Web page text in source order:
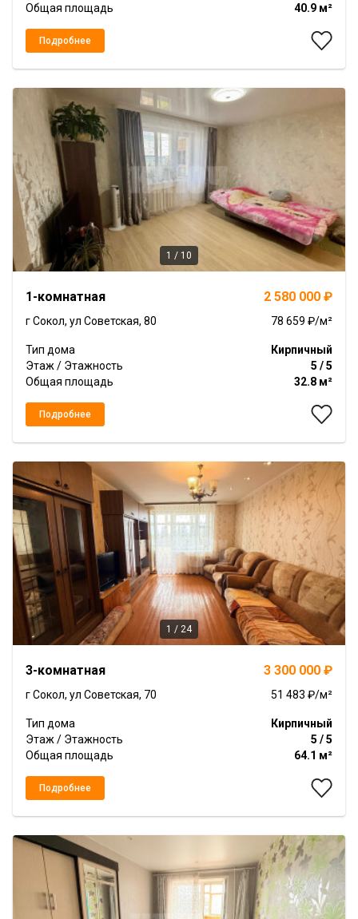
Общая площадь
40.9 м²
Подробнее
1 / 10
1-комнатная 2 580 000 ₽
г Сокол, ул Советская, 80 78 659 ₽/м²
Тип дома
Кирпичный
Этаж / Этажность
5 / 5
Общая площадь
32.8 м²
Подробнее
1 / 24
3-комнатная 3 300 000 ₽
г Сокол, ул Советская, 70 51 483 ₽/м²
Тип дома
Кирпичный
Этаж / Этажность
5 / 5
Общая площадь
64.1 м²
Подробнее